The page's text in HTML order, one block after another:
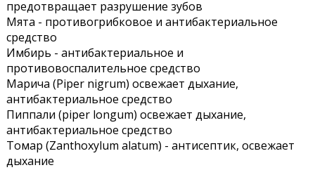
предотвращает разрушение зубов
Мята - противогрибковое и антибактериальное
средство
Имбирь - антибактериальное и
противовоспалительное средство
Марича (Piper nigrum) освежает дыхание,
антибактериальное средство
Пиппали (piper longum) освежает дыхание,
антибактериальное средство
Томар (Zanthoxylum alatum) - антисептик, освежает
дыхание